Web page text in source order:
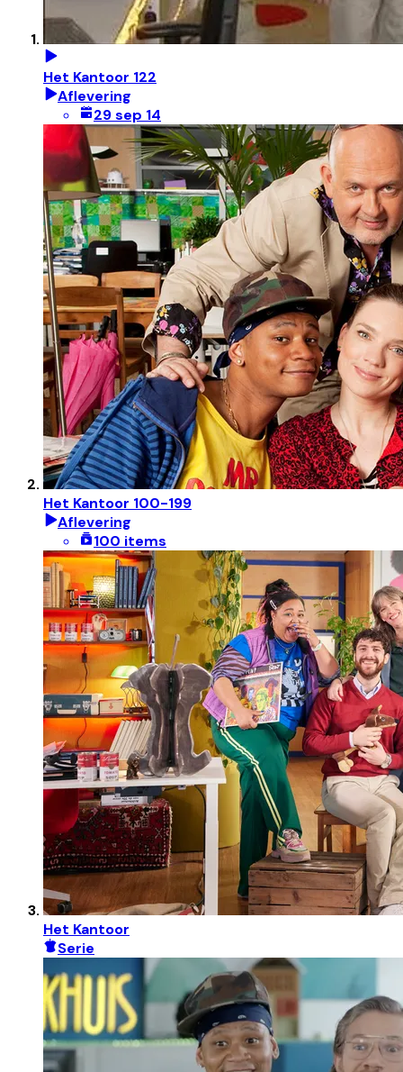
Het Kantoor 122
Aflevering
29 sep 14
Het Kantoor 100-199
Aflevering
100 items
Het Kantoor
Serie